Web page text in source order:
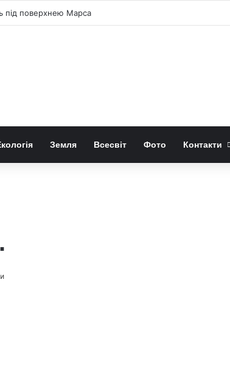
під поверхнею Марса
Земля Всесвіт Фото Контакти